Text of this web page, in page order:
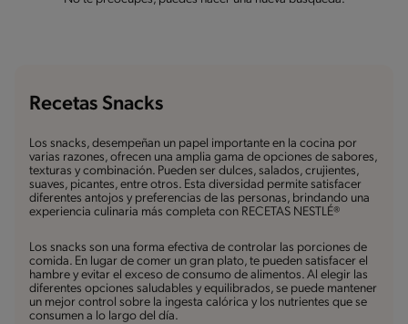
Recetas Snacks
Los snacks, desempeñan un papel importante en la cocina por
varias razones, ofrecen una amplia gama de opciones de sabores,
texturas y combinación. Pueden ser dulces, salados, crujientes,
suaves, picantes, entre otros. Esta diversidad permite satisfacer
diferentes antojos y preferencias de las personas, brindando una
experiencia culinaria más completa con RECETAS NESTLÉ®
Los snacks son una forma efectiva de controlar las porciones de
comida. En lugar de comer un gran plato, te pueden satisfacer el
hambre y evitar el exceso de consumo de alimentos. Al elegir las
diferentes opciones saludables y equilibrados, se puede mantener
un mejor control sobre la ingesta calórica y los nutrientes que se
consumen a lo largo del día.